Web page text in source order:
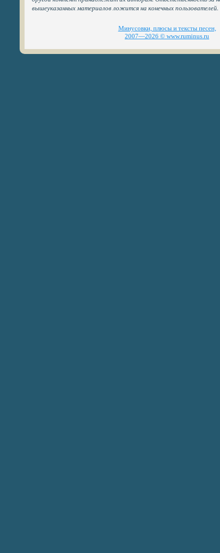
вышеуказанных материалов ложится на конечных пользователей.
Минусовки, плюсы и тексты песен,
2007—2026 © www.ruminus.ru